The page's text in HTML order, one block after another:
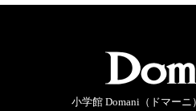
小学館 Domani（ドマーニ